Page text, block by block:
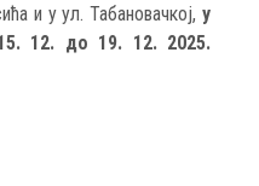
и у ул. Табановачкој, у
12. до 19. 12. 2025.